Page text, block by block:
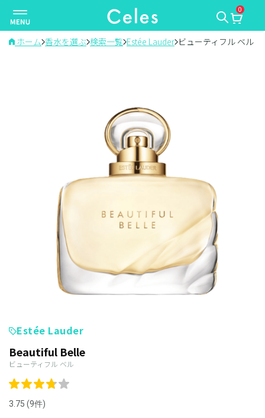
ナ
ビ
ゲ
0
ホーム 香水を選ぶ 検索一覧 Estée Lauder ビューティフル ベル
Estée Lauder
Beautiful Belle
ビューティフル ベル
3.75 (9件)